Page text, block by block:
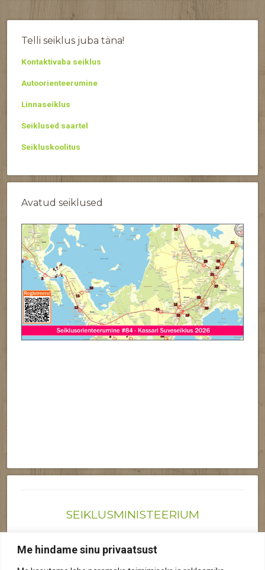
Me hindame sinu privaatsust
Telli seiklus juba täna!
Kontaktivaba seiklus
Autoorienteerumine
Linnaseiklus
Seiklused saartel
Seikluskoolitus
Avatud seiklused
SEIKLUSMINISTEERIUM
Reg nr: 12041719